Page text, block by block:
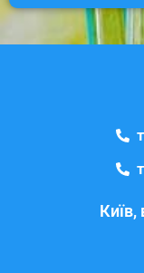
Київ,